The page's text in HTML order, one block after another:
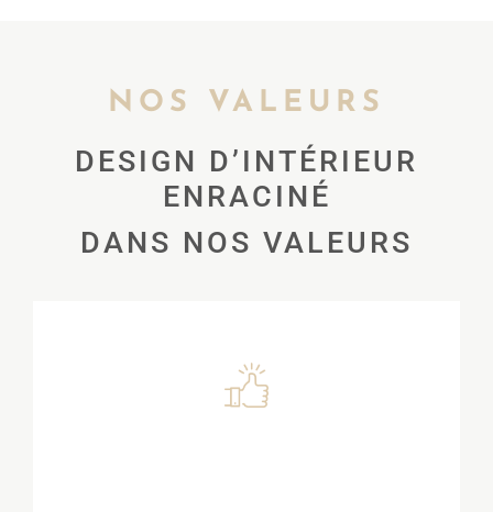
NOS VALEURS
DESIGN D’INTÉRIEUR
ENRACINÉ
DANS NOS VALEURS